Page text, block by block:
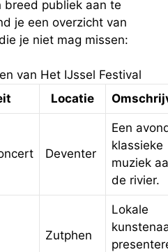
breed publiek aan te
je een overzicht van
je niet mag missen:
van Het IJssel Festival
Locatie
Deventer
Een
klassieke
muziek
de rivier.
Zutphen
Lokale